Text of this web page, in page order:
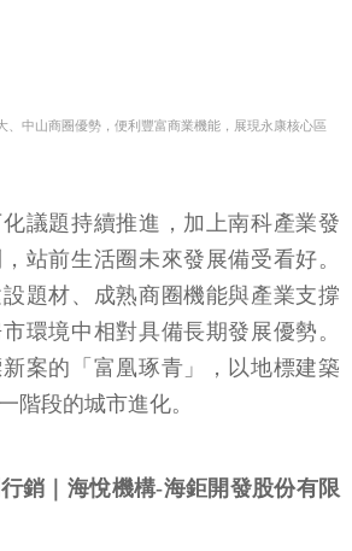
、中山商圈優勢，便利豐富商業機能，展現永康核心區
議題持續推進，加上南科產業發
站前生活圈未來發展備受看好。
題材、成熟商圈機能與產業支撐
環境中相對具備長期發展優勢。
案的「富凰琢青」，以地標建築
階段的城市進化。
行銷｜海悅機構-海鉅開發股份有限